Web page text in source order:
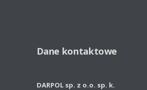
Dane kontaktowe
DARPOL sp. z o.o. sp. k.